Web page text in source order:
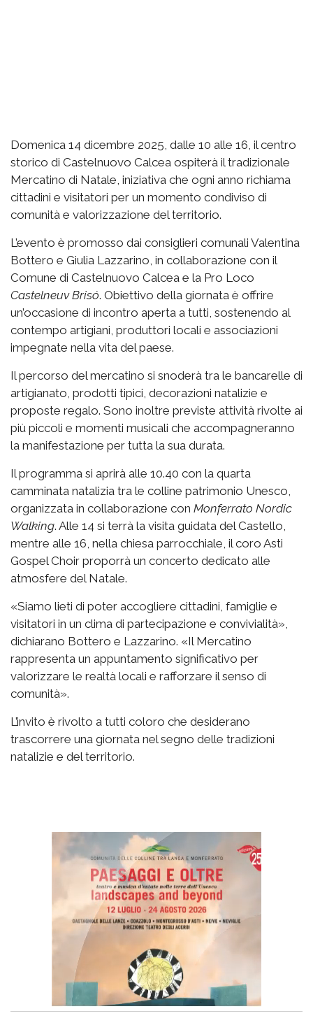
Domenica 14 dicembre 2025, dalle 10 alle 16, il centro
storico di Castelnuovo Calcea ospiterà il tradizionale
Mercatino di Natale, iniziativa che ogni anno richiama
cittadini e visitatori per un momento condiviso di
comunità e valorizzazione del territorio.
L’evento è promosso dai consiglieri comunali Valentina
Bottero e Giulia Lazzarino, in collaborazione con il
Comune di Castelnuovo Calcea e la Pro Loco
Castelneuv Brisó. Obiettivo della giornata è offrire
un’occasione di incontro aperta a tutti, sostenendo al
contempo artigiani, produttori locali e associazioni
impegnate nella vita del paese.
Il percorso del mercatino si snoderà tra le bancarelle di
artigianato, prodotti tipici, decorazioni natalizie e
proposte regalo. Sono inoltre previste attività rivolte ai
più piccoli e momenti musicali che accompagneranno
la manifestazione per tutta la sua durata.
Il programma si aprirà alle 10.40 con la quarta
camminata natalizia tra le colline patrimonio Unesco,
organizzata in collaborazione con Monferrato Nordic
Walking. Alle 14 si terrà la visita guidata del Castello,
mentre alle 16, nella chiesa parrocchiale, il coro Asti
Gospel Choir proporrà un concerto dedicato alle
atmosfere del Natale.
«Siamo lieti di poter accogliere cittadini, famiglie e
visitatori in un clima di partecipazione e convivialità»,
dichiarano Bottero e Lazzarino. «Il Mercatino
rappresenta un appuntamento significativo per
valorizzare le realtà locali e rafforzare il senso di
comunità».
L’invito è rivolto a tutti coloro che desiderano
trascorrere una giornata nel segno delle tradizioni
natalizie e del territorio.